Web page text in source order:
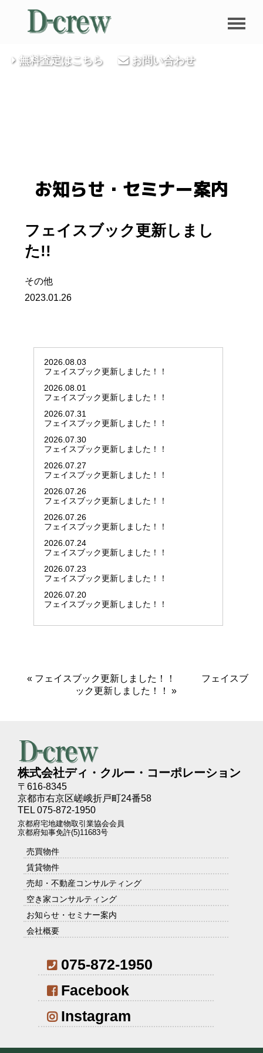
無料査定はこちら お問い合わせ
お知らせ・セミナー案内
フェイスブック更新しまし
た!!
その他
2023.01.26
2026.08.03
フェイスブック更新しました！！
2026.08.01
フェイスブック更新しました！！
2026.07.31
フェイスブック更新しました！！
2026.07.30
フェイスブック更新しました！！
2026.07.27
フェイスブック更新しました！！
2026.07.26
フェイスブック更新しました！！
2026.07.26
フェイスブック更新しました！！
2026.07.24
フェイスブック更新しました！！
2026.07.23
フェイスブック更新しました！！
2026.07.20
フェイスブック更新しました！！
« フェイスブック更新しました！！
フェイスブ
ック更新しました！！
»
株式会社ディ・クルー・コーポレーション
〒616-8345
京都市右京区嵯峨折戸町24番58
TEL 075-872-1950
京都府宅地建物取引業協会会員
京都府知事免許(5)11683号
売買物件
賃貸物件
売却・不動産コンサルティング
空き家コンサルティング
お知らせ・セミナー案内
会社概要
075-872-1950
Facebook
Instagram